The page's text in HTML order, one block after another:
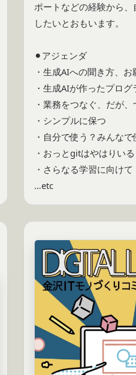
ポートなどの経験から、
したいとおもいます。
⚫︎アジェンダ
・生成AIへの聞き方、
・生成AIが作ったプロ
・業務をつなぐ、だが
・シンプルに保つ
・自分で使う？みんなで
・おっとgitはやはりいる
・さらなる学習に向けて
…etc